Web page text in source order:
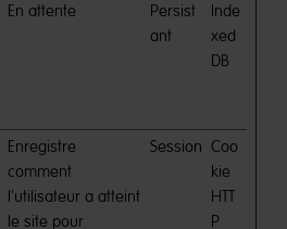
En attente
Persist
ant
Inde
xed
DB
Enregistre
comment
l'utilisateur a atteint
le site pour
Session Coo
kie
HTT
P